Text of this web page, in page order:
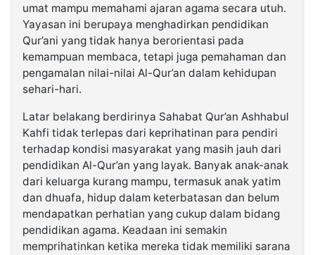
umat mampu memahami ajaran agama secara utuh.
Yayasan ini berupaya menghadirkan pendidikan
Qur’ani yang tidak hanya berorientasi pada
kemampuan membaca, tetapi juga pemahaman dan
pengamalan nilai-nilai Al-Qur’an dalam kehidupan
sehari-hari.
Latar belakang berdirinya Sahabat Qur’an Ashhabul
Kahfi tidak terlepas dari keprihatinan para pendiri
terhadap kondisi masyarakat yang masih jauh dari
pendidikan Al-Qur’an yang layak. Banyak anak-anak
dari keluarga kurang mampu, termasuk anak yatim
dan dhuafa, hidup dalam keterbatasan dan belum
mendapatkan perhatian yang cukup dalam bidang
pendidikan agama. Keadaan ini semakin
memprihatinkan ketika mereka tidak memiliki sarana